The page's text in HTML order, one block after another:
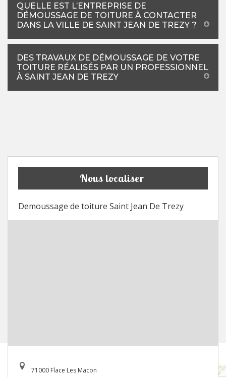
QUELLE EST L’ENTREPRISE DE
DÉMOUSSAGE DE TOITURE À CONTACTER
DANS LA VILLE DE SAINT JEAN DE TREZY ?
DES TRAVAUX DE DÉMOUSSAGE DE VOTRE
TOITURE RÉALISÉS PAR UN PROFESSIONNEL
À SAINT JEAN DE TREZY
Nous localiser
Demoussage de toiture Saint Jean De Trezy
71000 Flace Les Macon